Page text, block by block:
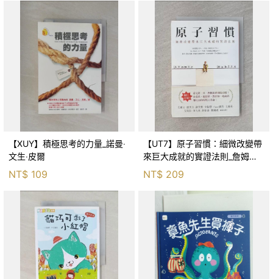
【XUY】積極思考的力量_諾曼‧
文生‧皮爾
NT$ 109
【UT7】原子習慣：細微改變帶
來巨大成就的實證法則_詹姆斯‧
克利爾, 蔡世偉
NT$ 209